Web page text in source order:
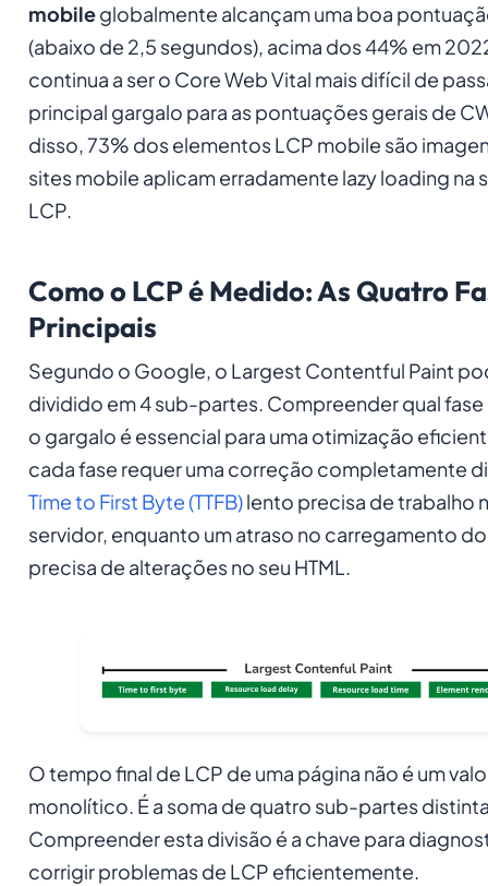
mobileglobalmente alcançam uma boa
(abaixo de 2,5 segundos), acima dos 44% em
continua a ser o Core Web Vital mais difícil de
principal gargalo para as pontuações gerais de
disso, 73% dos elementos LCP mobile são
sites mobile aplicam erradamente lazy loading na
LCP.
Como o LCP é Medido: As Quatro
Principais
Segundo o Google, o Largest Contentful Paint
dividido em 4 sub-partes. Compreender qual fase
o gargalo é essencial para uma otimização
cada fase requer uma correção completamente
Time to First Byte (TTFB)lento precisa de trabalho
servidor, enquanto um atraso no carregamento
precisa de alterações no seu HTML.
O tempo final de LCP de uma página não é um
monolítico. É a soma de quatro sub-partes
Compreender esta divisão é a chave para
corrigir problemas de LCP eficientemente.